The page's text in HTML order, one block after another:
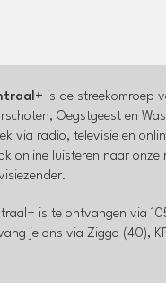
is de streekomroep
Oegstgeest en
via radio, televisie en
online luisteren naar onze
is te ontvangen via
je ons via Ziggo (40),